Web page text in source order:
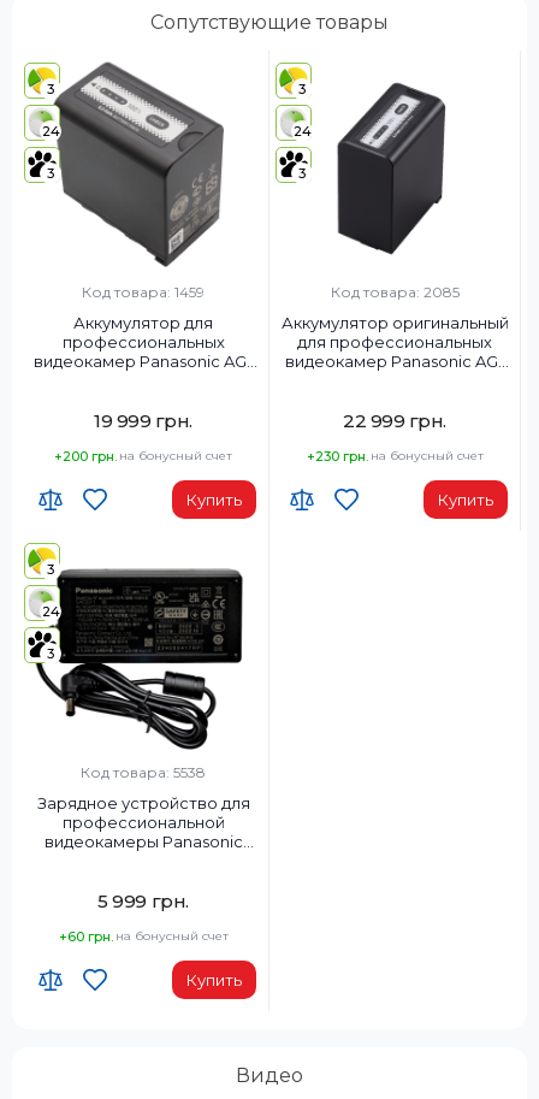
Сопутствующие товары
3
24
3
Код товара: 1459
Аккумулятор для
профессиональных
видеокамер Panasonic AG-
19 999 грн.
+200 грн. на бонусный счет
Купить
3
24
3
Код товара: 2085
Аккумулятор оригинальный
для профессиональных
видеокамер Panasonic AG-
22 999 грн.
+230 грн. на бонусный счет
Купить
3
24
3
Код товара: 5538
Зарядное устройство для
профессиональной
видеокамеры Panasonic
5 999 грн.
+60 грн. на бонусный счет
Купить
Видео